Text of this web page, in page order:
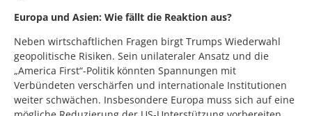
Europa und Asien: Wie fällt die Reaktion aus?
Neben wirtschaftlichen Fragen birgt Trumps Wiederwahl
geopolitische Risiken. Sein unilateraler Ansatz und die
„America First“-Politik könnten Spannungen mit
Verbündeten verschärfen und internationale Institutionen
weiter schwächen. Insbesondere Europa muss sich auf eine